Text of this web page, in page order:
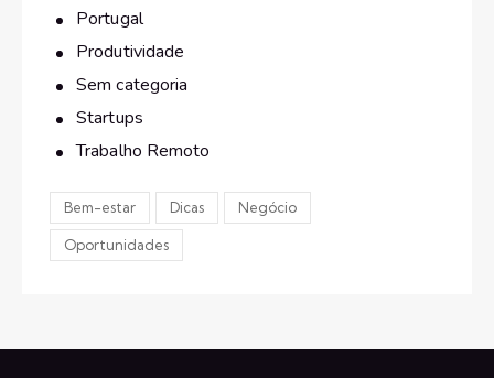
Portugal
Produtividade
Sem categoria
Startups
Trabalho Remoto
Bem-estar Dicas Negócio
Oportunidades